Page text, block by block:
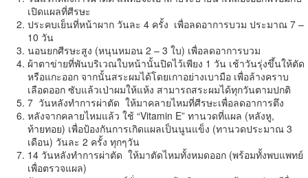
เปิดแผลที่ศีรษะ
ประคบเย็นที่หน้าผาก วันละ 4 ครั้ง เพื่อลดอาการบวม ประมาณ 7 –
10 วัน
นอนยกศีรษะสูง (หนุนหมอน 2 – 3 ใบ) เพื่อลดอาการบวม
ผ้าตาข่ายที่พันบริเวณใบหน้านั้นปิดไว้เพียง 1 วัน เช้าวันรุ่งขึ้นให้ตัด
หรือแกะออก จากนั้นสระผมได้โดยเกาอย่างเบามือ เพื่อล้างคราบ
เลือดออก ซับแล้วเป่าผมให้แห้ง สามารถสระผมได้ทุกวันตามปกติ
7 วันหลังทำการผ่าตัด ให้มาคลายไหมที่ศีรษะเพื่อลดอาการตึง
หลังจากคลายไหมแล้ว ใช้ “Vitamin E” ทานวดที่แผล (หลังหู,
ท้ายทอย) เพื่อป้องกันการเกิดแผลเป็นนูนแข็ง (ทานวดประมาณ 3
เดือน) วันละ 2 ครั้ง ทุกๆวัน
14 วันหลังทำการผ่าตัด ให้มาตัดไหมทั้งหมดออก (พร้อมทั้งพบแพทย์
เพื่อตรวจแผล)